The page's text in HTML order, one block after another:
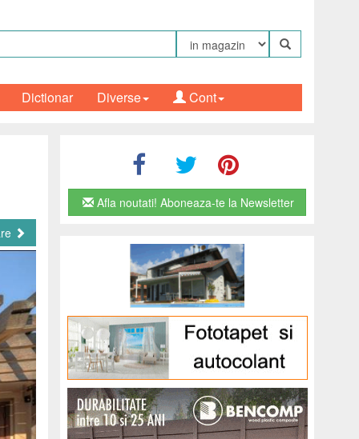
Dictionar Cont
Diverse
Afla noutati! Aboneaza-te la Newsletter